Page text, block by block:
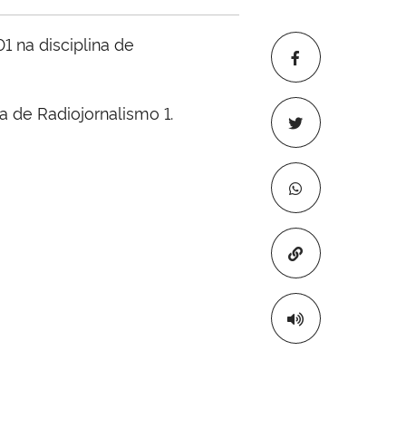
Copiar para
na disciplina de
Radiojornalismo 1.